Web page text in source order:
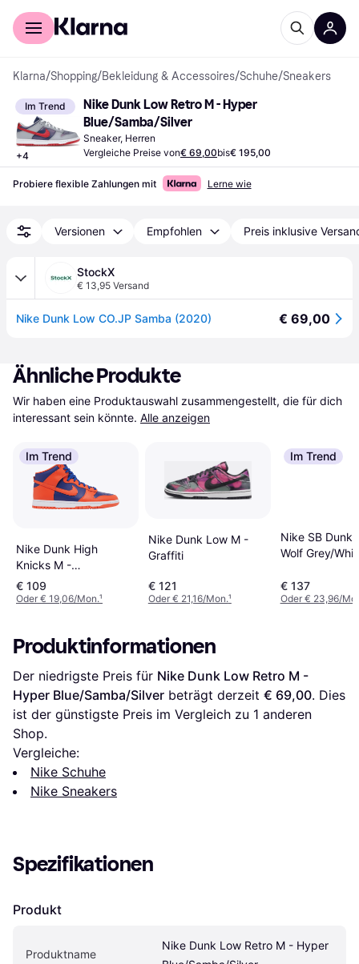
Für Shopper
Klarna/Shopping/Bekleidung & Accessoires/Schuhe/Sneakers
Im Trend
+4
Nike Dunk Low Retro M - Hyper
Blue/Samba/Silver
Sneaker, Herren
Vergleiche Preise von€ 69,00bis€ 195,00
Probiere flexible Zahlungen mit Lerne wie
Versionen Empfohlen Preis inklusive
StockX
€ 13,95 Versand
Nike Dunk Low CO.JP Samba (2020) € 69,00
Ähnliche Produkte
Wir haben eine Produktauswahl zusammengestellt, die für dich
interessant sein könnte. Alle anzeigen
Im Trend
Nike Dunk High
Knicks M -
Orange/Deep Royal
Blue/White
€ 109
Oder € 19,06/Mon.¹
Nike Dunk Low M -
Graffiti
€ 121
Oder € 21,16/Mon.¹
Im Trend
Nike SB Dunk
Wolf Grey/
Platinum/
Orange
€ 137
Oder € 23,96/
Produktinformationen
Der niedrigste Preis für Nike Dunk Low Retro M -
Hyper Blue/Samba/Silver beträgt derzeit € 69,00. Dies
ist der günstigste Preis im Vergleich zu 1 anderen
Shop.
Vergleiche:
Nike Schuhe
Nike Sneakers
Spezifikationen
Produkt
Produktname
Nike Dunk Low Retro M - Hyper